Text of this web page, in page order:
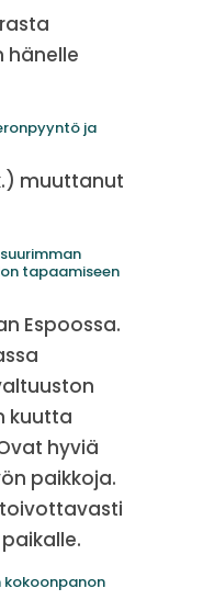
hänelle
ja
muuttanut
tapaamiseen
Espoossa.
kuutta
hyviä
paikkoja.
kokoonpanon